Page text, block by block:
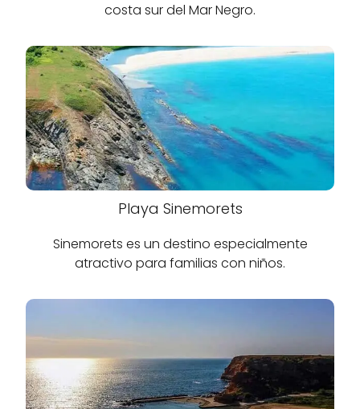
costa sur del Mar Negro.
Playa Sinemorets
Sinemorets es un destino especialmente
atractivo para familias con niños.